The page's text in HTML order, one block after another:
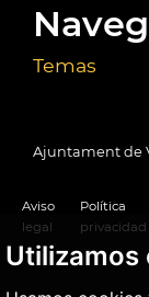
Utilizamos
Temas
Ajuntament de
Aviso
legal
Política
privacidad